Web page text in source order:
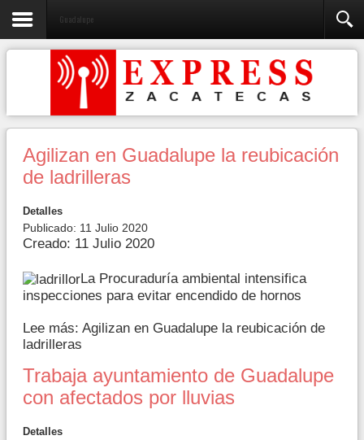
Guadalupe
Agilizan en Guadalupe la reubicación
de ladrilleras
Detalles
Publicado: 11 Julio 2020
Creado: 11 Julio 2020
La Procuraduría ambiental intensifica
inspecciones para evitar encendido de hornos
Lee más: Agilizan en Guadalupe la reubicación de
ladrilleras
Trabaja ayuntamiento de Guadalupe
con afectados por lluvias
Detalles